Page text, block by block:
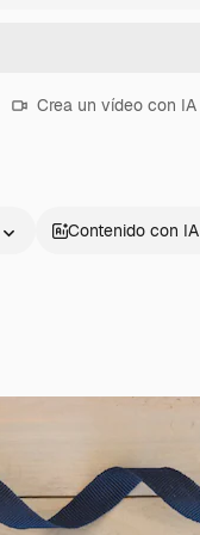
Crea un vídeo con IA
Contenido con IA